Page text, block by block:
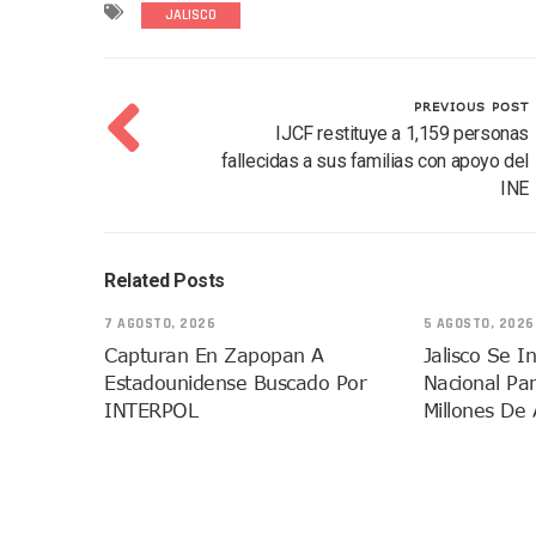
Brigada Forense Brindará
Vecinos De Vallarta 500
Coordinan Operativo Para
Monzón Mexicano
Acusado De Homicidio En
Descartan Riesgo De
JALISCO
PREVIOUS POST
IJCF restituye a 1,159 personas
fallecidas a sus familias con apoyo del
INE
Related Posts
7 AGOSTO, 2026
Capturan En Zapopan A
Estadounidense Buscado Por
INTERPOL
5 AGOSTO, 2026
Jalisco Se
Nacional
Millones De